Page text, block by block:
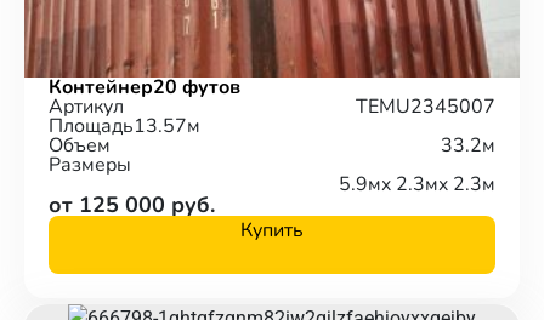
Контейнер20 футов
Артикул TEMU2345007
Площадь13.57м
Объем 33.2м
Размеры
5.9мx 2.3мx 2.3м
от 125 000 руб.
Купить